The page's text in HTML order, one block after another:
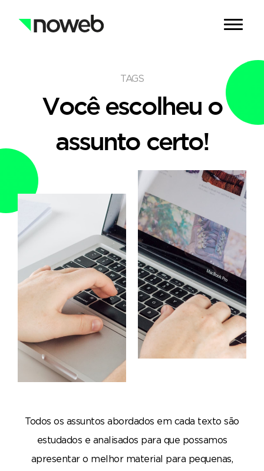
TAGS
Você escolheu o
assunto certo!
Todos os assuntos abordados em cada texto são
estudados e analisados para que possamos
apresentar o melhor material para pequenas,